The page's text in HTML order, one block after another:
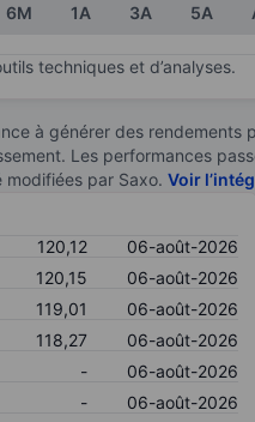
6M 1A 3A 5A
techniques et d’analyses.
à générer des
Les performances
modifiées par Saxo. Voir
120,12
06-août-2026
120,15
06-août-2026
119,01
06-août-2026
118,27
06-août-2026
-
06-août-2026
-
06-août-2026